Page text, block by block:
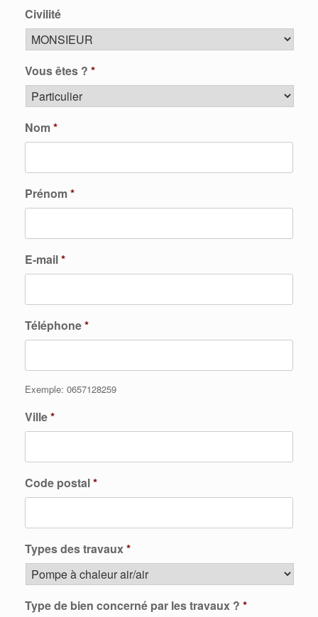
Civilité
Vous êtes ? *
Nom*
Prénom*
E-mail*
Téléphone*
Exemple: 0657128259
Ville*
Code postal*
Types des travaux*
Type de bien concerné par les travaux ? *